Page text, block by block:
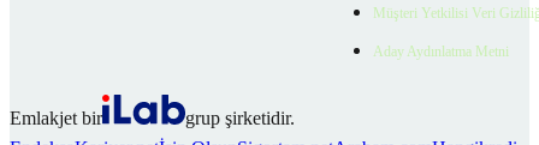
Müşteri Yetkilisi Veri
Aday Aydınlatma Metni
Emlakjet bir
grup şirketidir.